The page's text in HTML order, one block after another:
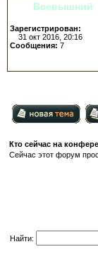
Всевышний
Зарегистрирован:
31 окт 2016, 20:16
Сообщения: 7
Кто сейчас на
Сейчас этот форум
Найти: